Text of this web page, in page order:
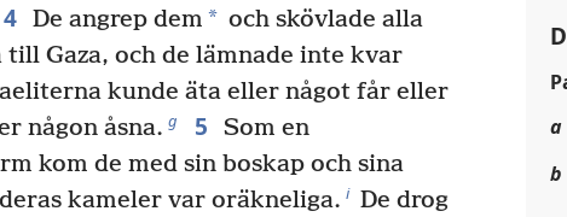
4 De angrep dem * och skövlade alla
Gaza, och de lämnade inte kvar
kunde äta eller något får eller
någon åsna. g 5
Som en
kom de med sin boskap och sina
kameler var oräkneliga. i De drog
a
b